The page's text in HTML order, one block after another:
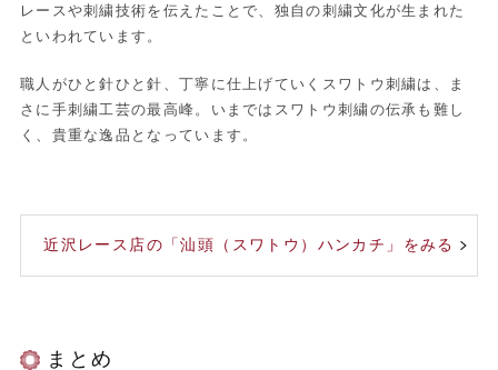
レースや刺繍技術を伝えたことで、独自の刺繍文化が生まれた
といわれています。
職人がひと針ひと針、丁寧に仕上げていくスワトウ刺繍は、ま
さに手刺繍工芸の最高峰。いまではスワトウ刺繍の伝承も難し
く、貴重な逸品となっています。
近沢レース店の「汕頭（スワトウ）ハンカチ」をみる
まとめ